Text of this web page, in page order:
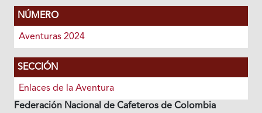
NÚMERO
Aventuras 2024
SECCIÓN
Enlaces de la Aventura
Federación Nacional de Cafeteros de Colombia